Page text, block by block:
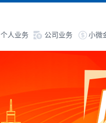
个人业务 公司业务 小微